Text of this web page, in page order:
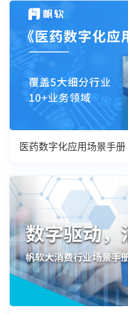
医药数字化应用场景手册